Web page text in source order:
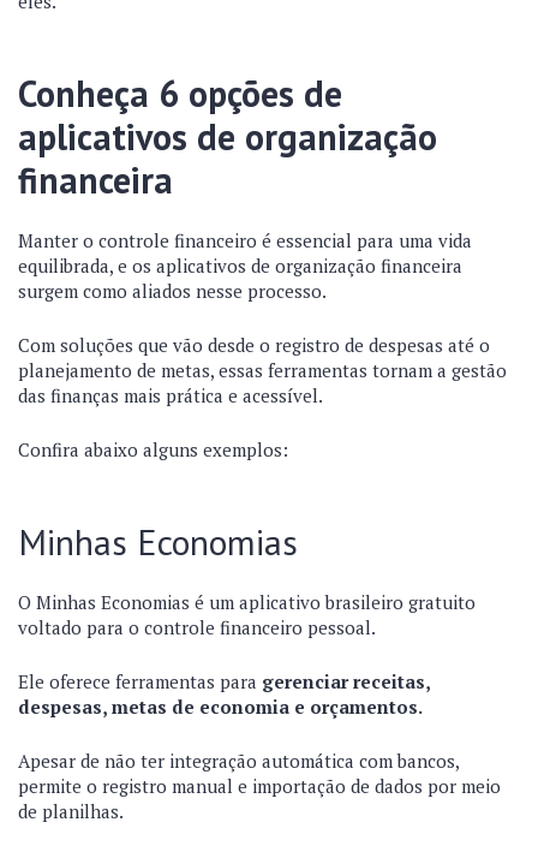
Conheça 6 opções de
aplicativos de organização
financeira
Manter o controle financeiro é essencial para uma vida
equilibrada, e os aplicativos de organização financeira
surgem como aliados nesse processo.
Com soluções que vão desde o registro de despesas até o
planejamento de metas, essas ferramentas tornam a gestão
das finanças mais prática e acessível.
Confira abaixo alguns exemplos:
Minhas Economias
O Minhas Economias é um aplicativo brasileiro gratuito
voltado para o controle financeiro pessoal.
Ele oferece ferramentas para gerenciar receitas,
despesas, metas de economia e orçamentos.
Apesar de não ter integração automática com bancos,
permite o registro manual e importação de dados por meio
de planilhas.